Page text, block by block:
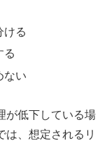
る
る
ない
が低下している場
、想定されるリ